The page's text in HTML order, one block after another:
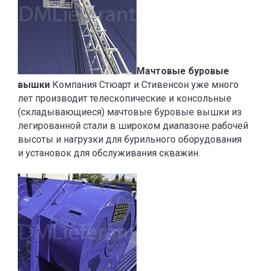
Мачтовые буровые
вышки Компания Стюарт и Стивенсон уже много
лет производит телескопические и консольные
(складывающиеся) мачтовые буровые вышки из
легированной стали в широком диапазоне рабочей
высоты и нагрузки для бурильного оборудования
и установок для обслуживания скважин.